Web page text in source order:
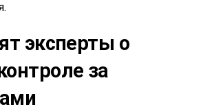
эксперты о
за